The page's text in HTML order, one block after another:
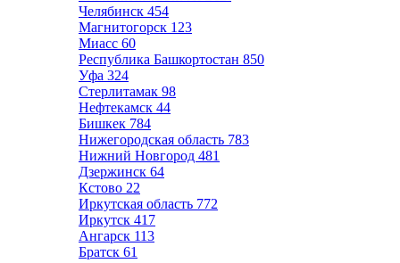
Челябинск 454
Магнитогорск 123
Миасс 60
Республика Башкортостан 850
Уфа 324
Стерлитамак 98
Нефтекамск 44
Бишкек 784
Нижегородская область 783
Нижний Новгород 481
Дзержинск 64
Кстово 22
Иркутская область 772
Иркутск 417
Ангарск 113
Братск 61